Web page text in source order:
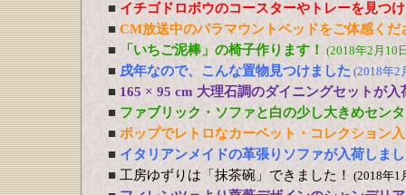
■ イチゴドロボウのコースターやトレーを見つ
■ CM放送中のパラマウントベッドをご体感くだ
■
「いちご泥棒」の椅子作ります！ (2018年2月10
■ 戌年なので、こんな置物見つけました (2018年2
■ 165 × 95 cm 大理石調のダイニングセットが入
■ ファブリック・ソファと白の少し大きめセン
■ ポップでレトロなカーペット・コレクション
■ イタリアンメイドの革張りソファが入荷しま
■ 工房ゆずりは「抹茶碗」できました！ (2018年1